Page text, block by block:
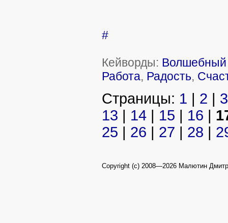
#
Кейворды: Волшебный
Работа, Радость,
Страницы: 1 2
3
13
14 15 16
25
26 27 28
Copyright (c) 2008—2026 Малютин